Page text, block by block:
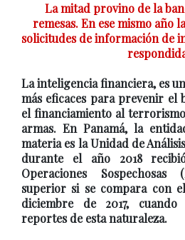
La mitad provino de la
remesas. En ese mismo año
solicitudes de información de
La inteligencia financiera, es
más eficaces para prevenir el
el financiamiento al
armas. En Panamá, la
materia es la Unidad de
durante el año 2018
Operaciones
superior si se compara con
diciembre de 2017,
reportes de esta naturaleza.